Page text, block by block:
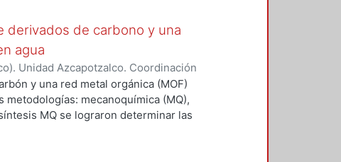
derivados de carbono y una
agua
Unidad Azcapotzalco. Coordinación
Suárez, Jonathan
y una red metal orgánica (MOF)
mecanoquímica (MQ),
MQ se lograron determinar las